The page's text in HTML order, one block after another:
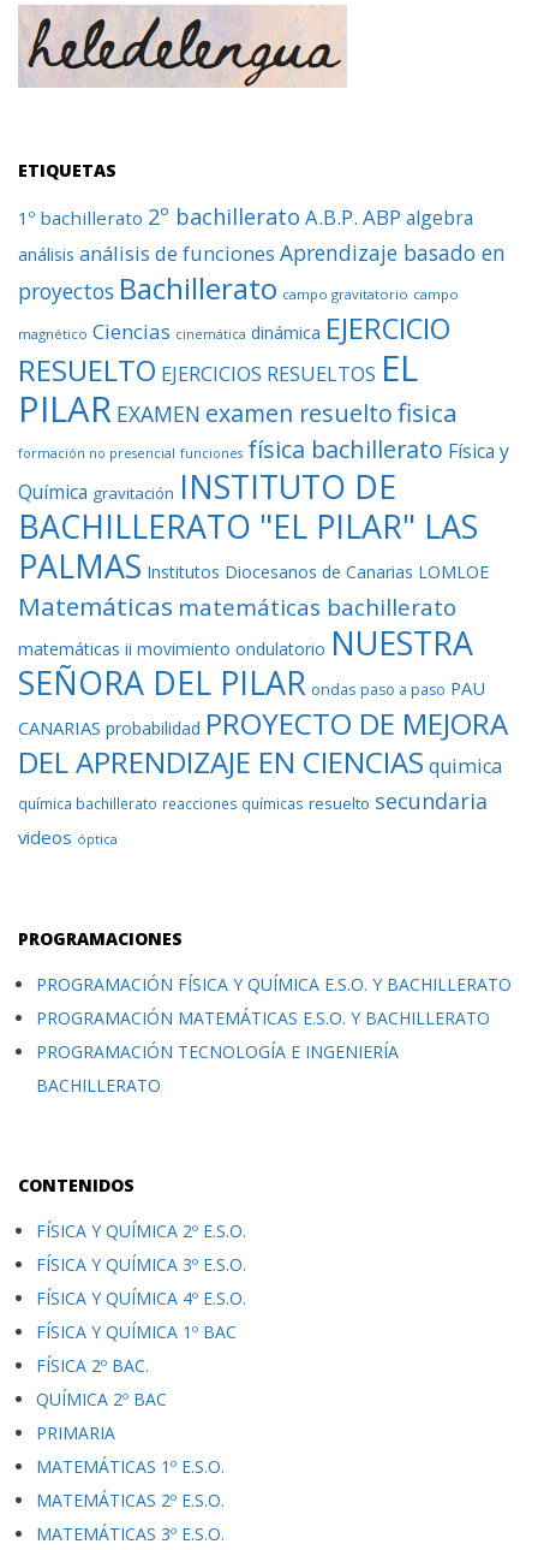
ETIQUETAS
1º bachillerato 2º bachillerato A.B.P. ABP algebra
análisis análisis de funciones Aprendizaje basado en
proyectos Bachillerato campo gravitatorio campo
magnético Ciencias cinemática dinámica EJERCICIO
RESUELTO EJERCICIOS RESUELTOS EL
PILAR EXAMEN examen resueltofisica
formación no presencial funciones física bachillerato Física y
Química gravitación INSTITUTO DE
BACHILLERATO "EL PILAR" LAS
PALMAS Institutos Diocesanos de Canarias LOMLOE
Matemáticas matemáticas bachillerato
matemáticas ii movimiento ondulatorio NUESTRA
SEÑORA DEL PILAR ondas paso a paso PAU
CANARIAS probabilidad PROYECTO DE MEJORA
DEL APRENDIZAJE EN CIENCIAS quimica
química bachillerato reacciones químicas resuelto secundaria
videos óptica
PROGRAMACIONES
PROGRAMACIÓN FÍSICA Y QUÍMICA E.S.O. Y BACHILLERATO
PROGRAMACIÓN MATEMÁTICAS E.S.O. Y BACHILLERATO
PROGRAMACIÓN TECNOLOGÍA E INGENIERÍA
BACHILLERATO
CONTENIDOS
FÍSICA Y QUÍMICA 2º E.S.O.
FÍSICA Y QUÍMICA 3º E.S.O.
FÍSICA Y QUÍMICA 4º E.S.O.
FÍSICA Y QUÍMICA 1º BAC
FÍSICA 2º BAC.
QUÍMICA 2º BAC
PRIMARIA
MATEMÁTICAS 1º E.S.O.
MATEMÁTICAS 2º E.S.O.
MATEMÁTICAS 3º E.S.O.